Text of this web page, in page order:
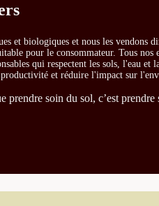
et biologiques et nous les
pour le consommateur. Tous
qui respectent les sols, l'eau
et réduire l'impact sur
prendre soin du sol, c’est